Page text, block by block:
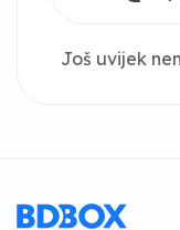
Još uvijek